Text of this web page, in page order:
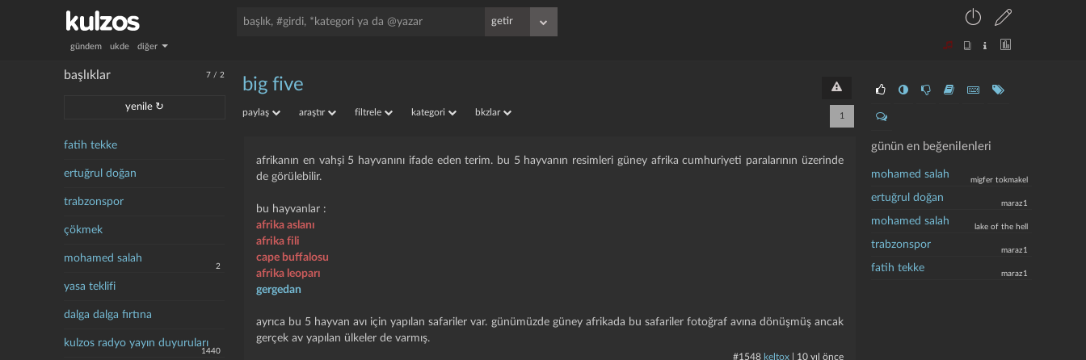
gündem ukde diğer
7 /2
başlıklar
yenile ↻
fatih tekke
ertuğrul doğan
trabzonspor
çökmek
mohamed salah
2
yasa teklifi
dalga dalga fırtına
kulzos radyo yayın duyuruları
1440
günün en beğenilenleri
mohamed salah migfer tokmakel
ertuğrul doğan maraz1
mohamed salah lake of the hell
trabzonspor maraz1
fatih tekke maraz1
big five
paylaş araştır filtrele kategori bkzlar 1
afrikanın en vahşi 5 hayvanını ifade eden terim. bu 5 hayvanın resimleri güney afrika cumhuriyeti paralarının üzerinde
de görülebilir.
bu hayvanlar :
afrika aslanı
afrika fili
cape buffalosu
afrika leoparı
gergedan
ayrıca bu 5 hayvan avı için yapılan safariler var. günümüzde güney afrikada bu safariler fotoğraf avına dönüşmüş ancak
gerçek av yapılan ülkeler de varmış.
#1548 keltox 10 yıl önce